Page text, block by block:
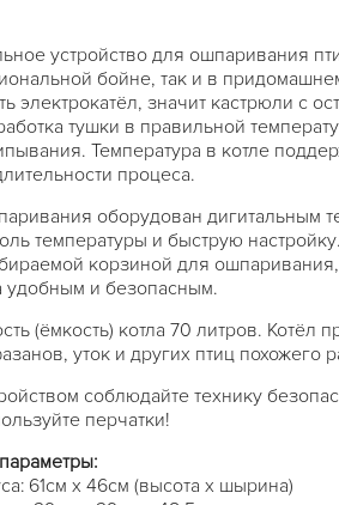
устройство для ошпаривания
бойне, так и в
электрокатёл, значит кастрюли с
тушки в правильной
Температура в котле
процеса.
оборудован дигитальным
температуры и быструю
корзиной для
удобным и безопасным.
(ёмкость) котла 70 литров. Котёл
уток и других птиц похожего
соблюдайте технику
перчатки!
61см х 46см (высота х шырина)